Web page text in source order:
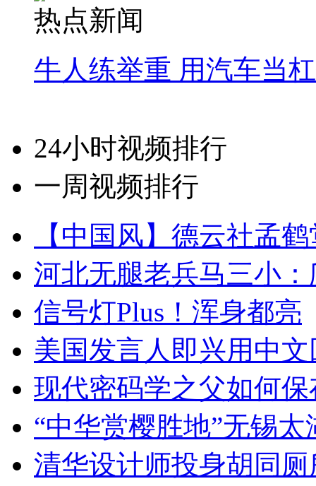
热点新闻
牛人练举重 用汽车当
24小时视频排行
一周视频排行
【中国风】德云社孟
河北无腿老兵马三小
信号灯Plus！浑身都亮
美国发言人即兴用中
现代密码学之父如何
“中华赏樱胜地”无锡
清华设计师投身胡同